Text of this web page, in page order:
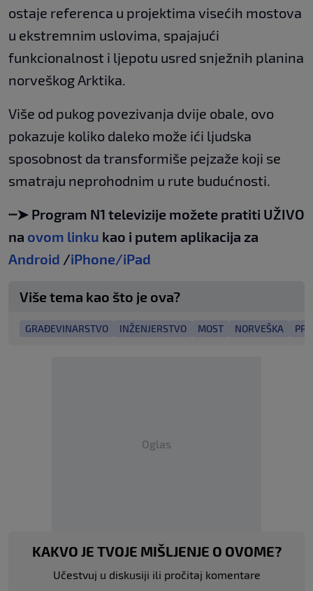
ostaje referenca u projektima visećih mostova
u ekstremnim uslovima, spajajući
funkcionalnost i ljepotu usred snježnih planina
norveškog Arktika.
Više od pukog povezivanja dvije obale, ovo
pokazuje koliko daleko može ići ljudska
sposobnost da transformiše pejzaže koji se
smatraju neprohodnim u rute budućnosti.
┈➤ Program N1 televizije možete pratiti UŽIVO
na ovom linku kao i putem aplikacija za
Android /iPhone/iPad
Više tema kao što je ova?
GRAĐEVINARSTVO INŽENJERSTVO MOST NORVEŠKA
Oglas
KAKVO JE TVOJE MIŠLJENJE O OVOME?
Učestvuj u diskusiji ili pročitaj komentare